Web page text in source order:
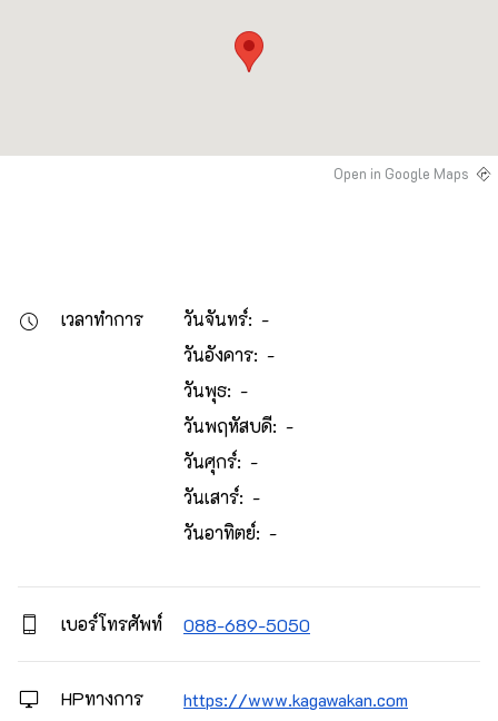
Open in Google Maps
เวลาทำการ
วันจันทร์: -
วันอังคาร: -
วันพุธ: -
วันพฤหัสบดี: -
วันศุกร์: -
วันเสาร์: -
วันอาทิตย์: -
เบอร์โทรศัพท์ 088-689-5050
HPทางการ https://www.kagawakan.com